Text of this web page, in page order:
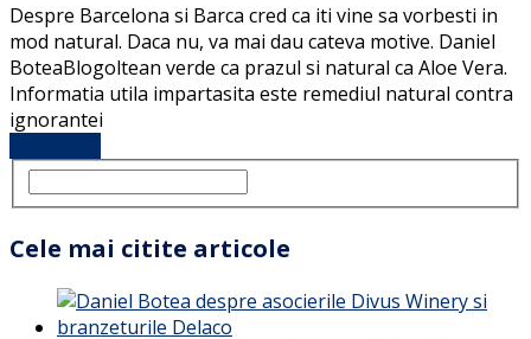
Despre Barcelona si Barca cred ca iti vine sa vorbesti in
mod natural. Daca nu, va mai dau cateva motive. Daniel
BoteaBlogoltean verde ca prazul si natural ca Aloe Vera.
Informatia utila impartasita este remediul natural contra
ignorantei
Cele mai citite articole